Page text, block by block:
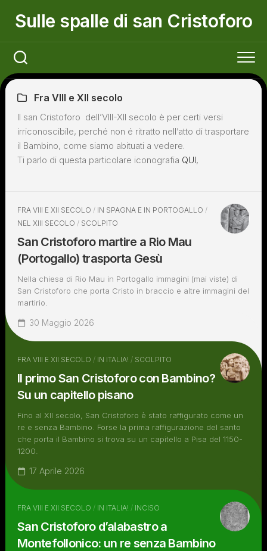
Sulle spalle di san Cristoforo
Fra VIII e XII secolo
Il san Cristoforo dell’VIII-XII secolo è per certi versi
irriconoscibile, perché non é ritratto nell’atto di trasportare
il Bambino, come siamo abituati a vedere.
Ti parlo di questa particolare iconografia QUI,
FRA VIII E XII SECOLO / IN SPAGNA E IN PORTOGALLO /
NEL XIII SECOLO / SCOLPITO
San Cristoforo martire a Rio Mau
(Portogallo) trasporta Gesù
Nella chiesa di Rio Mau in Portogallo immagini (mai viste) di
San Cristoforo che porta Cristo in braccio e altre immagini del
martirio.
30 Maggio 2026
FRA VIII E XII SECOLO / IN ITALIA! / SCOLPITO
Il primo San Cristoforo con Bambino?
Su un capitello pisano
Fino al XII secolo, San Cristoforo è stato raffigurato come un
re e senza Bambino. Forse la prima raffigurazione del santo
che porta il Bambino si trova su un capitello a Pisa del 1150-
1200.
17 Aprile 2026
FRA VIII E XII SECOLO / IN ITALIA! / INCISO
San Cristoforo d’alabastro a
Montefollonico: un re senza Bambino